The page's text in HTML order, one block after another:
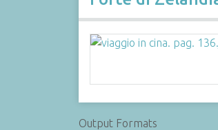
Output Formats